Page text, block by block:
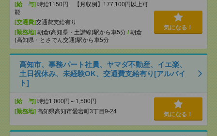
[給 与] 時給1150円 【月収例】177,100円以上可
能
[交通費]交通費支給有り
[勤務地] 朝倉(高知県・土讃線)駅から車5分 / 朝倉
(高知県・とさでん交通)駅から車5分
気になる！
高知市、事務パート社員、ヤマダ不動産、イエ楽、
土日祝休み、未経験OK、交通費支給有り[アルバイ
ト]
[給 与] 時給1,000円～1,500円
[勤務地] 高知県高知市愛宕町3丁目9-24 気になる！